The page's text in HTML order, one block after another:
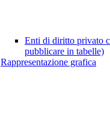
Enti di diritto privato
pubblicare in tabelle)
Rappresentazione grafica